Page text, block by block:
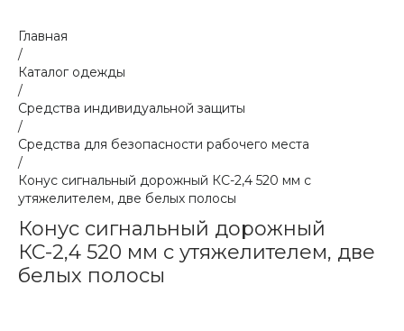
Главная
/
Каталог одежды
/
Средства индивидуальной защиты
/
Средства для безопасности рабочего места
/
Конус сигнальный дорожный КС-2,4 520 мм с
утяжелителем, две белых полосы
Конус сигнальный дорожный
КС-2,4 520 мм с утяжелителем, две
белых полосы